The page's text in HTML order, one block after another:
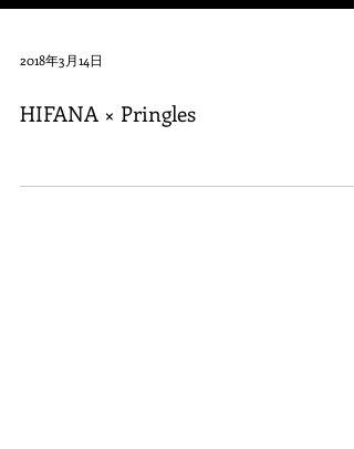
2018年3月14日
HIFANA × Pringles